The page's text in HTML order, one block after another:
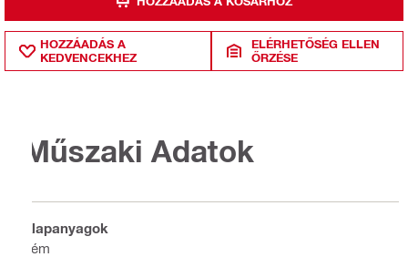
HOZZÁADÁS A
KEDVENCEKHEZ
ELÉRHETŐSÉG ELLEN
ŐRZÉSE
Műszaki Adatok
Alapanyagok
Fém